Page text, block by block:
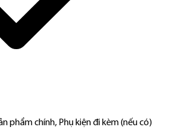
phẩm chính, Phụ kiện đi kèm (nếu có)